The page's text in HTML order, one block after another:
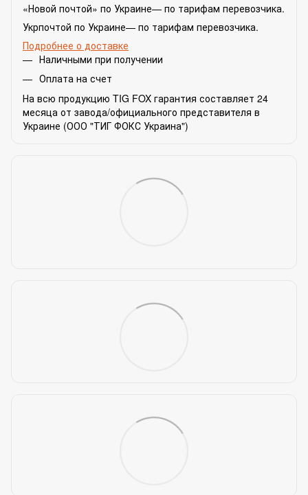
«Новой почтой» по Украине— по тарифам перевозчика.
Укрпочтой по Украине— по тарифам перевозчика.
Подробнее о доставке
Наличными при получении
Оплата на счет
На всю продукцию TIG FOX гарантия составляет 24
месяца от завода/официального представителя в
Украине (ООО "ТИГ ФОКС Украина")